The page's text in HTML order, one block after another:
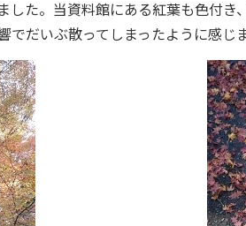
した。当資料館にある紅葉も色付き
だいぶ散ってしまったように感じま